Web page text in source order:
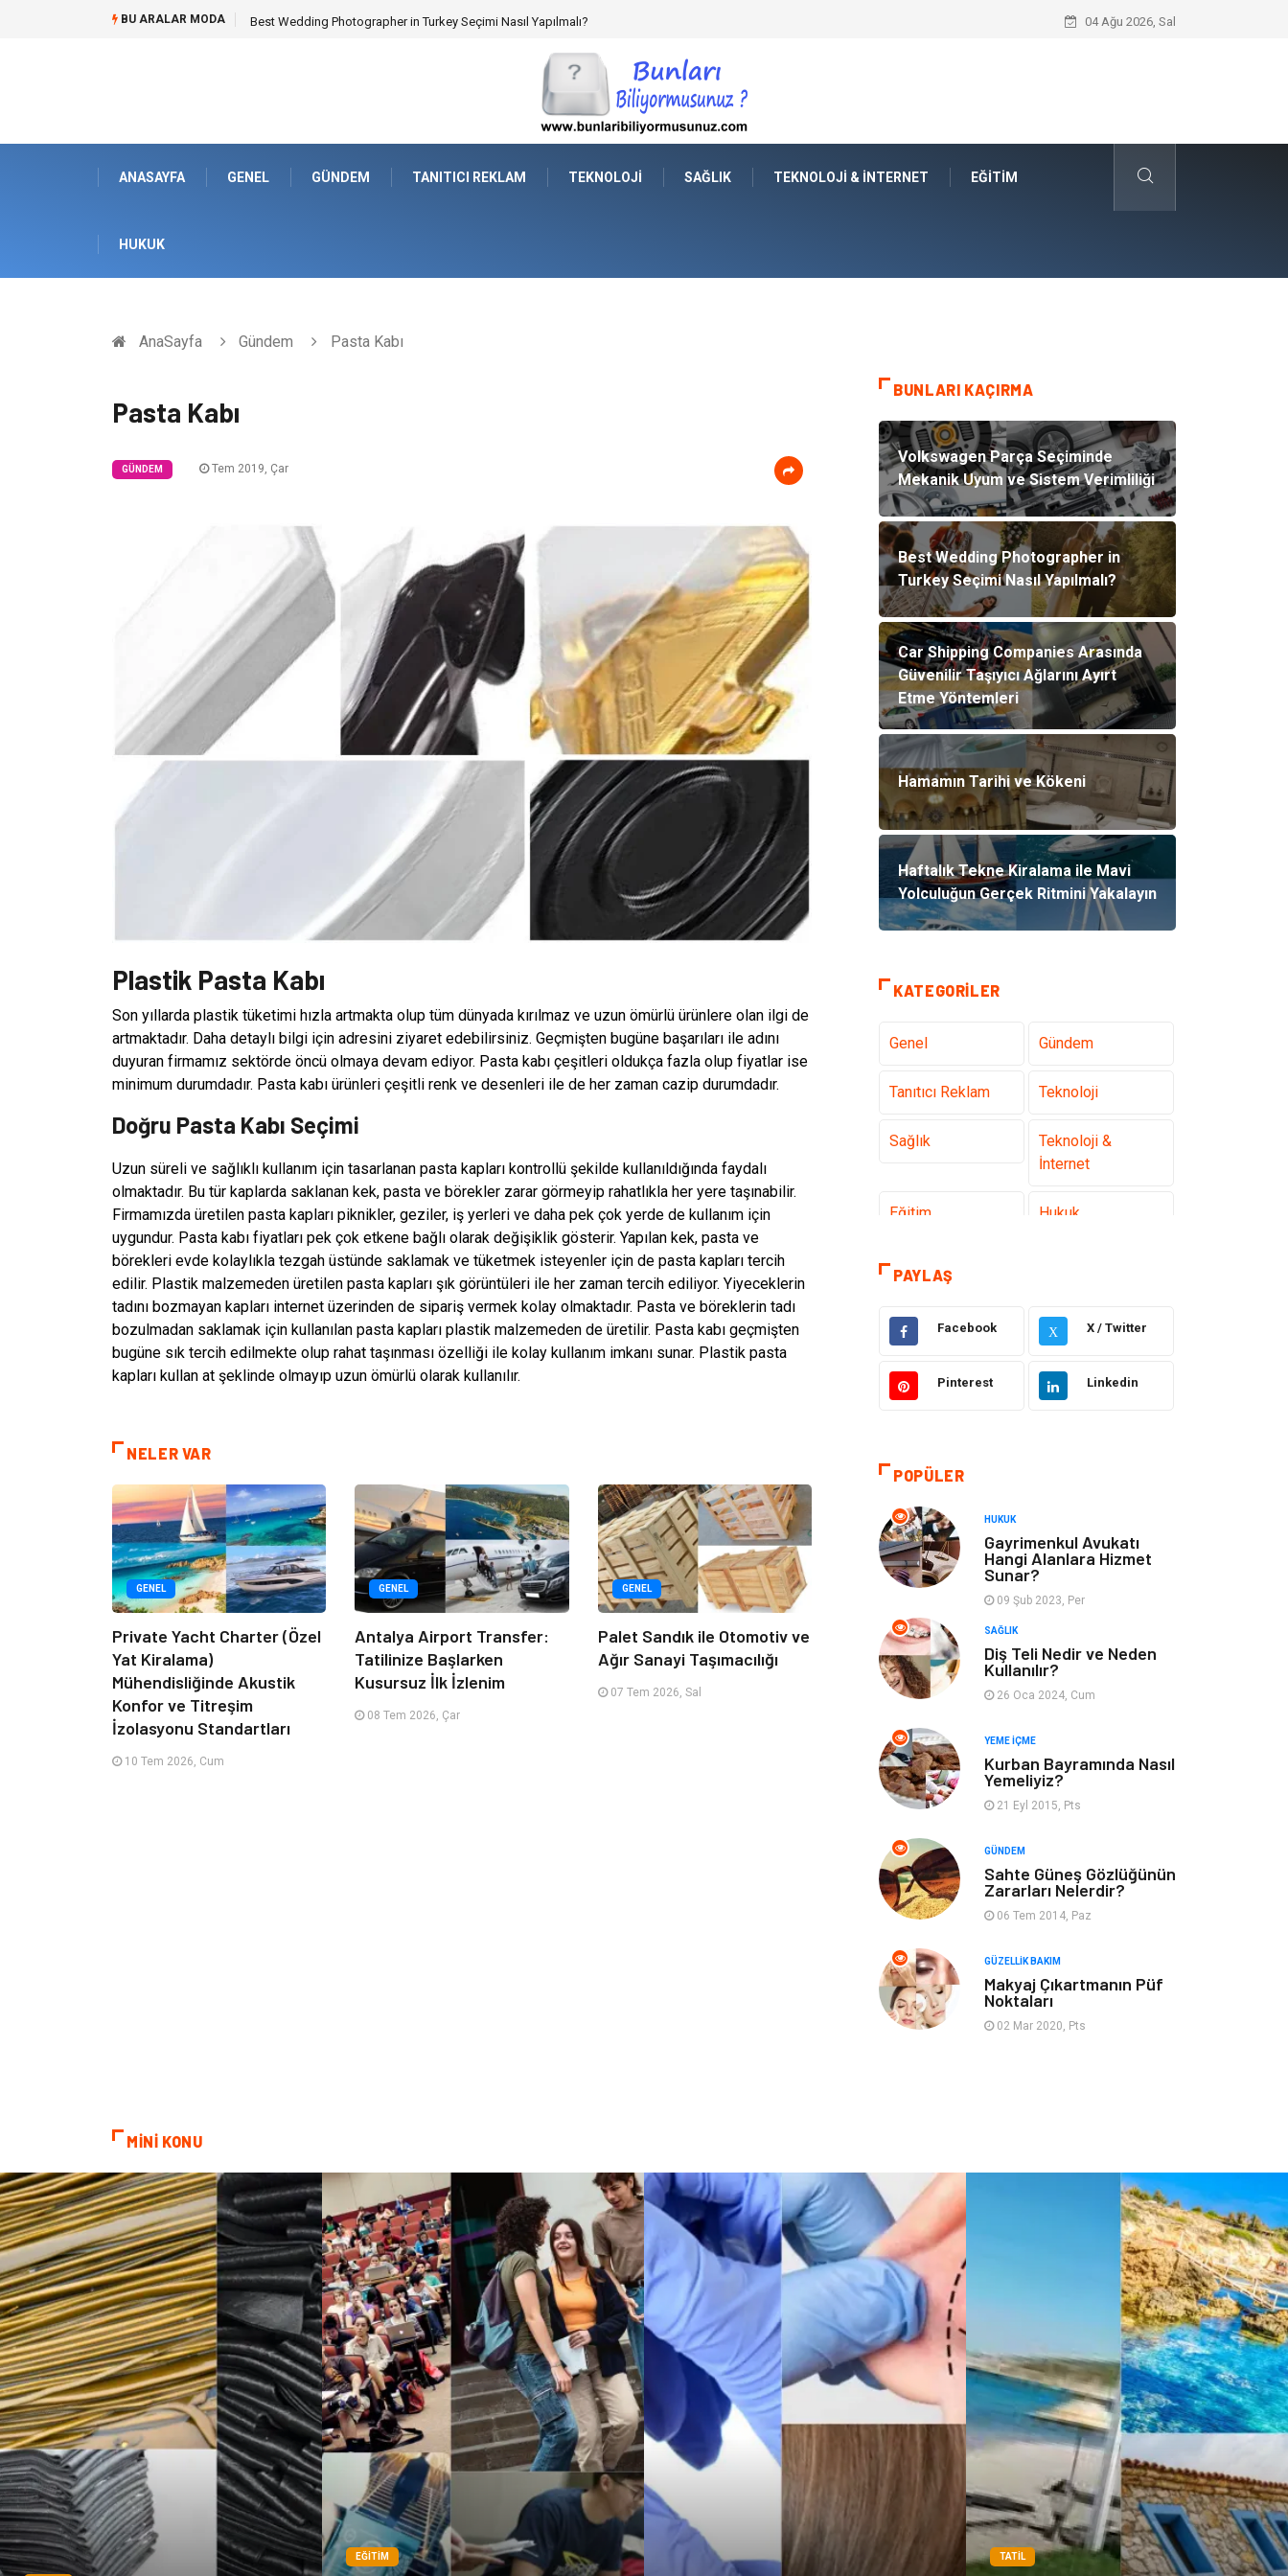
BU ARALAR MODA Best Wedding Photographer in Turkey Seçimi Nasıl Yapılmalı? Car Shipping Companies Arasında
04 Ağu 2026, Sal
ANASAYFA GENEL GÜNDEM TANITICI REKLAM TEKNOLOJI SAĞLIK TEKNOLOJI & İNTERNET EĞITIM
HUKUK
AnaSayfa Gündem Pasta Kabı
Pasta Kabı
GÜNDEM Tem 2019, Çar
Plastik Pasta Kabı
Son yıllarda plastik tüketimi hızla artmakta olup tüm dünyada kırılmaz ve uzun ömürlü ürünlere olan ilgi de
artmaktadır. Daha detaylı bilgi için adresini ziyaret edebilirsiniz. Geçmişten bugüne başarıları ile adını
duyuran firmamız sektörde öncü olmaya devam ediyor. Pasta kabı çeşitleri oldukça fazla olup fiyatlar ise
minimum durumdadır. Pasta kabı ürünleri çeşitli renk ve desenleri ile de her zaman cazip durumdadır.
Doğru Pasta Kabı Seçimi
Uzun süreli ve sağlıklı kullanım için tasarlanan pasta kapları kontrollü şekilde kullanıldığında faydalı
olmaktadır. Bu tür kaplarda saklanan kek, pasta ve börekler zarar görmeyip rahatlıkla her yere taşınabilir.
Firmamızda üretilen pasta kapları piknikler, geziler, iş yerleri ve daha pek çok yerde de kullanım için
uygundur. Pasta kabı fiyatları pek çok etkene bağlı olarak değişiklik gösterir. Yapılan kek, pasta ve
börekleri evde kolaylıkla tezgah üstünde saklamak ve tüketmek isteyenler için de pasta kapları tercih
edilir. Plastik malzemeden üretilen pasta kapları şık görüntüleri ile her zaman tercih ediliyor. Yiyeceklerin
tadını bozmayan kapları internet üzerinden de sipariş vermek kolay olmaktadır. Pasta ve böreklerin tadı
bozulmadan saklamak için kullanılan pasta kapları plastik malzemeden de üretilir. Pasta kabı geçmişten
bugüne sık tercih edilmekte olup rahat taşınması özelliği ile kolay kullanım imkanı sunar. Plastik pasta
kapları kullan at şeklinde olmayıp uzun ömürlü olarak kullanılır.
NELER VAR
GENEL
Private Yacht Charter (Özel
Yat Kiralama)
Mühendisliğinde Akustik
Konfor ve Titreşim
İzolasyonu Standartları
10 Tem 2026, Cum
GENEL
Antalya Airport Transfer:
Tatilinize Başlarken
Kusursuz İlk İzlenim
08 Tem 2026, Çar
GENEL
Palet Sandık ile Otomotiv ve
Ağır Sanayi Taşımacılığı
07 Tem 2026, Sal
BUNLARI KAÇIRMA
Volkswagen Parça Seçiminde
Mekanik Uyum ve Sistem Verimliliği
Best Wedding Photographer in
Turkey Seçimi Nasıl Yapılmalı?
Car Shipping Companies Arasında
Güvenilir Taşıyıcı Ağlarını Ayırt
Etme Yöntemleri
Hamamın Tarihi ve Kökeni
Haftalık Tekne Kiralama ile Mavi
Yolculuğun Gerçek Ritmini Yakalayın
KATEGORILER
Genel Gündem
Tanıtıcı Reklam Teknoloji
Sağlık
Teknoloji &
İnternet
Eğitim Hukuk
Otomotiv
Dekorasyon Güzellik Bakım
Giyim Sağlıklı Yaşam
Tatil
Emlak
Gayrimenkul Moda
Finans Ekonomi
Bilgisayar &
Yazılım
Müzik
Mobilya
Ev İşleri Astroloji
Aksesuar
Gençlik Eğlence Turizm
Markalar Sağlıklı beslenme
Şile bezi
PAYLAŞ
Facebook X X / Twitter
Pinterest Linkedin
POPÜLER
HUKUK
Gayrimenkul Avukatı
Hangi Alanlara Hizmet
Sunar?
09 Şub 2023, Per
SAĞLIK
Diş Teli Nedir ve Neden
Kullanılır?
26 Oca 2024, Cum
YEME İÇME
Kurban Bayramında Nasıl
Yemeliyiz?
21 Eyl 2015, Pts
GÜNDEM
Sahte Güneş Gözlüğünün
Zararları Nelerdir?
06 Tem 2014, Paz
GÜZELLIK BAKIM
Makyaj Çıkartmanın Püf
Noktaları
02 Mar 2020, Pts
MİNİ KONU
EĞITIM TATIL